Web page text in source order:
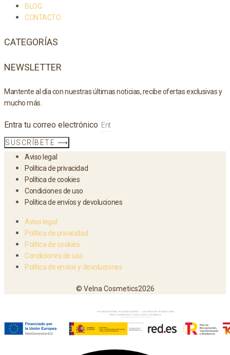
BLOG
CONTACTO
CATEGORÍAS
NEWSLETTER
Mantente al día con nuestras últimas noticias, recibe ofertas exclusivas y
mucho más.
Entra tu correo electrónico
SUSCRÍBETE ⟶
Aviso legal
Política de privacidad
Política de cookies
Condiciones de uso
Política de envíos y devoluciones
Aviso legal
Política de privacidad
Política de cookies
Condiciones de uso
Política de envíos y devoluciones
© Velna Cosmetics2026